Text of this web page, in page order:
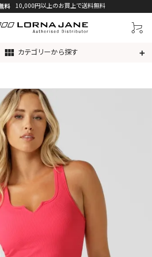
料 10,000円以上のお買上で送料無料
view_module カテゴリーから探す
新規会員登録
search